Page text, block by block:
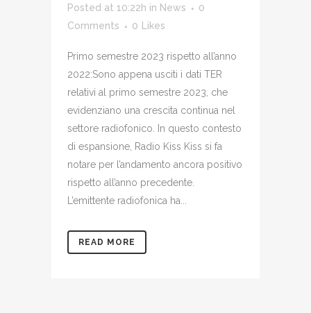
Posted at 10:22h in News
0
Comments
0 Likes
Primo semestre 2023 rispetto all’anno
2022:Sono appena usciti i dati TER
relativi al primo semestre 2023, che
evidenziano una crescita continua nel
settore radiofonico. In questo contesto
di espansione, Radio Kiss Kiss si fa
notare per l’andamento ancora positivo
rispetto all’anno precedente.
L’emittente radiofonica ha...
READ MORE